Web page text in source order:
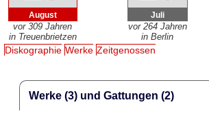
August
vor 309 Jahren
in Treuenbrietzen
Juli
vor 264 Jahren
in Berlin
Diskographie Werke Zeitgenossen
Werke (3) und Gattungen (2)